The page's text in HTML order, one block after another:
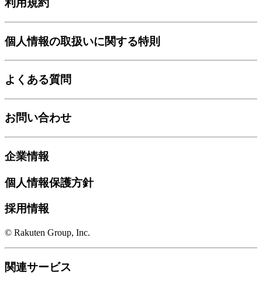
利用規約
個人情報の取扱いに関する特則
よくある質問
お問い合わせ
企業情報
個人情報保護方針
採用情報
© Rakuten Group, Inc.
関連サービス